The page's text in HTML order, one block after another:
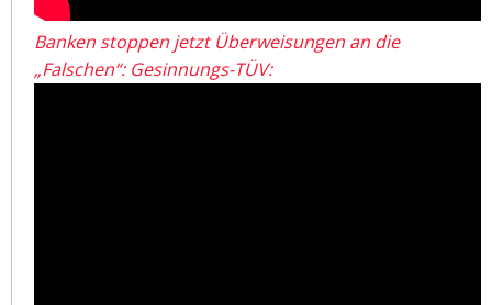
Banken stoppen jetzt Überweisungen an die
„Falschen“: Gesinnungs-TÜV: